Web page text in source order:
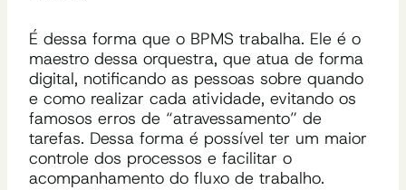
É dessa forma que o BPMS trabalha. Ele é o
maestro dessa orquestra, que atua de forma
digital, notificando as pessoas sobre quando
e como realizar cada atividade, evitando os
famosos erros de “atravessamento” de
tarefas. Dessa forma é possível ter um maior
controle dos processos e facilitar o
acompanhamento do fluxo de trabalho.